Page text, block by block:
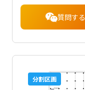
質問する
分割区画